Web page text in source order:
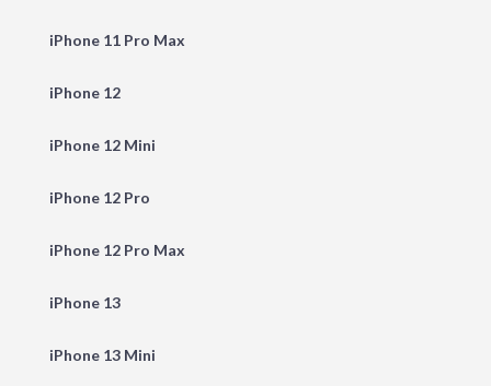
iPhone 11 Pro Max
iPhone 12
iPhone 12 Mini
iPhone 12 Pro
iPhone 12 Pro Max
iPhone 13
iPhone 13 Mini